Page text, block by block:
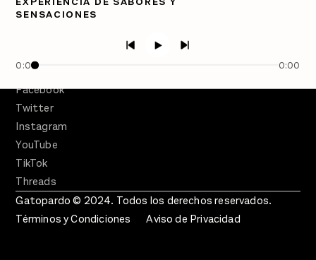
SENSACIONES
0:00 0:00
Semanario Gatopardo
Facebook
Twitter
Instagram
YouTube
TikTok
Threads
Gatopardo © 2024. Todos los derechos reservados.
Términos y Condiciones
Aviso de Privacidad